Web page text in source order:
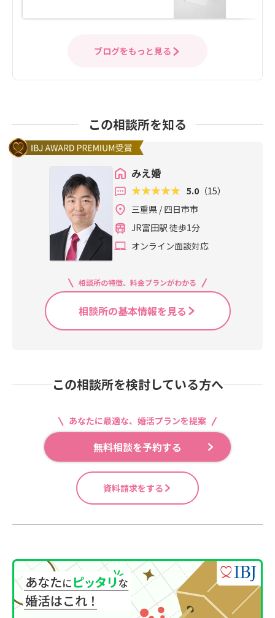
ブログをもっと見る
この相談所を知る
みえ婚
5.0 （15）
三重県 / 四日市市
JR富田駅 徒歩1分
オンライン面談対応
相談所の特徴、料金プランがわかる
相談所の基本情報を見る
この相談所を検討している方へ
あなたに最適な、婚活プランを提案
無料相談を予約する
資料請求をする